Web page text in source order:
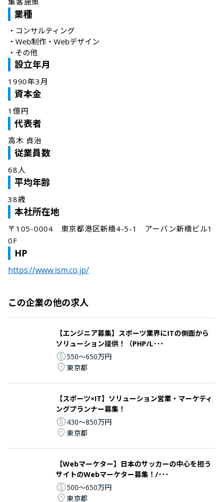
業種
・ コンサルティング
・ Web制作・Webデザイン
・ その他
設立年月
1990年3月
資本金
1億円
代表者
高木 貞治
従業員数
68人
平均年齢
38歳
本社所在地
〒105-0004　東京都港区新橋4-5-1　アーバン新橋ビル1
0F
HP
https://www.ism.co.jp/
この企業の他の求人
【エンジニア募集】スポーツ業界にITの側面から
ソリューション提供！（PHP/L･･･
550〜650万円
東京都
【スポーツ×IT】ソリューション営業・マーケティ
ングプランナー募集！
430〜850万円
東京都
【Webマーケター】日本のサッカーの中心を担う
サイトのWebマーケター募集！/･･･
500〜650万円
東京都